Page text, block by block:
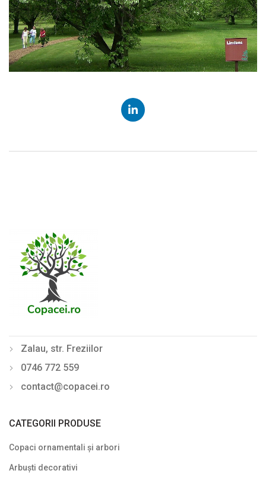
Zalau, str. Freziilor
0746 772 559
contact@copacei.ro
CATEGORII PRODUSE
Copaci ornamentali și arbori
Arbuști decorativi